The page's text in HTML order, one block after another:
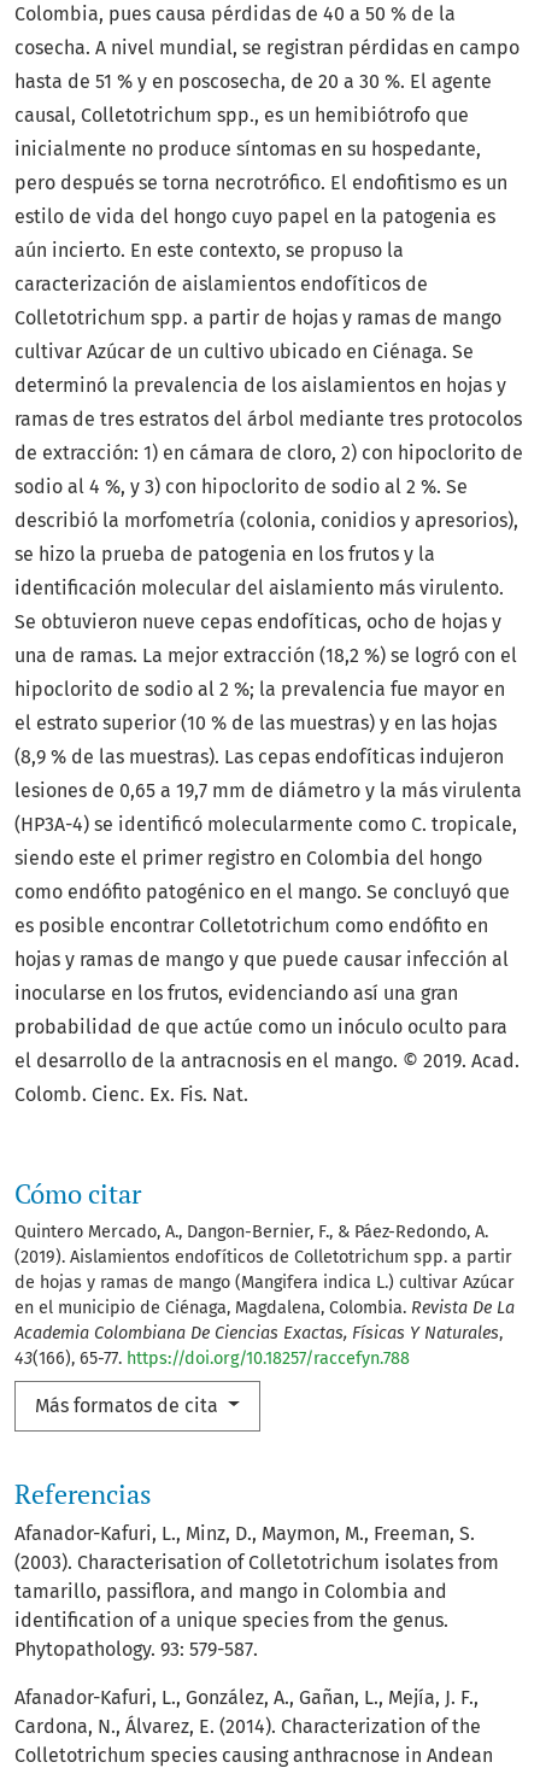
Cómo citar
Quintero Mercado, A., Dangon-Bernier, F., & Páez-Redondo, A.
(2019). Aislamientos endofíticos de Colletotrichum spp. a partir
de hojas y ramas de mango (Mangifera indica L.) cultivar Azúcar
en el municipio de Ciénaga, Magdalena, Colombia. Revista De La
Academia Colombiana De Ciencias Exactas, Físicas Y Naturales,
43(166), 65-77. https://doi.org/10.18257/raccefyn.788
Más formatos de cita
Colombia, pues causa pérdidas de 40 a 50 % de la
cosecha. A nivel mundial, se registran pérdidas en campo
hasta de 51 % y en poscosecha, de 20 a 30 %. El agente
causal, Colletotrichum spp., es un hemibiótrofo que
inicialmente no produce síntomas en su hospedante,
pero después se torna necrotrófico. El endofitismo es un
estilo de vida del hongo cuyo papel en la patogenia es
aún incierto. En este contexto, se propuso la
caracterización de aislamientos endofíticos de
Colletotrichum spp. a partir de hojas y ramas de mango
cultivar Azúcar de un cultivo ubicado en Ciénaga. Se
determinó la prevalencia de los aislamientos en hojas y
ramas de tres estratos del árbol mediante tres protocolos
de extracción: 1) en cámara de cloro, 2) con hipoclorito de
sodio al 4 %, y 3) con hipoclorito de sodio al 2 %. Se
describió la morfometría (colonia, conidios y apresorios),
se hizo la prueba de patogenia en los frutos y la
identificación molecular del aislamiento más virulento.
Se obtuvieron nueve cepas endofíticas, ocho de hojas y
una de ramas. La mejor extracción (18,2 %) se logró con el
hipoclorito de sodio al 2 %; la prevalencia fue mayor en
el estrato superior (10 % de las muestras) y en las hojas
(8,9 % de las muestras). Las cepas endofíticas indujeron
lesiones de 0,65 a 19,7 mm de diámetro y la más virulenta
(HP3A-4) se identificó molecularmente como C. tropicale,
siendo este el primer registro en Colombia del hongo
como endófito patogénico en el mango. Se concluyó que
es posible encontrar Colletotrichum como endófito en
hojas y ramas de mango y que puede causar infección al
inocularse en los frutos, evidenciando así una gran
probabilidad de que actúe como un inóculo oculto para
el desarrollo de la antracnosis en el mango. © 2019. Acad.
Colomb. Cienc. Ex. Fis. Nat.
Referencias
Afanador-Kafuri, L., Minz, D., Maymon, M., Freeman, S.
(2003). Characterisation of Colletotrichum isolates from
tamarillo, passiflora, and mango in Colombia and
identification of a unique species from the genus.
Phytopathology. 93: 579-587.
Afanador-Kafuri, L., González, A., Gañan, L., Mejía, J. F.,
Cardona, N., Álvarez, E. (2014). Characterization of the
Colletotrichum species causing anthracnose in Andean